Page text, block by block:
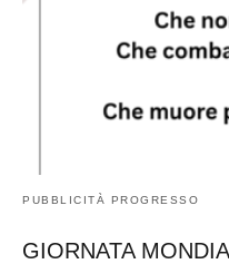
PUBBLICITÀ PROGRESSO
GIORNATA